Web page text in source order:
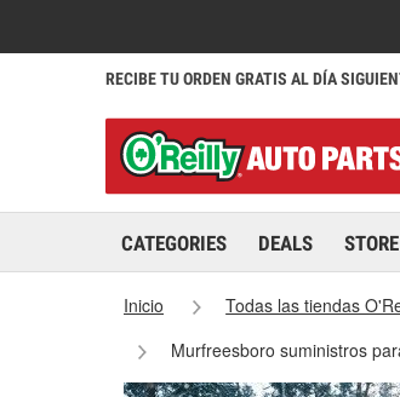
RECIBE TU ORDEN GRATIS AL DÍA
CATEGORIES DEALS
Inicio Todas las tiendas
Murfreesboro suministros